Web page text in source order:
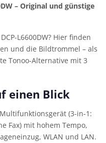
– Original und günstige
L6600DW? Hier finden
und die Bildtrommel – als
Tonoo-Alternative mit 3
einen Blick
(3-in-1:
Fax) mit hohem Tempo,
WLAN und LAN.